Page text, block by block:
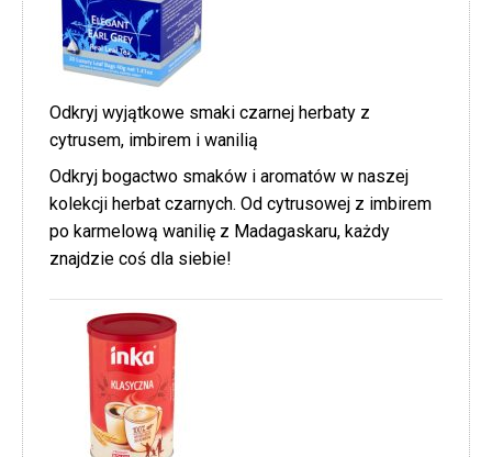
Odkryj wyjątkowe smaki czarnej herbaty z
cytrusem, imbirem i wanilią
Odkryj bogactwo smaków i aromatów w naszej
kolekcji herbat czarnych. Od cytrusowej z imbirem
po karmelową wanilię z Madagaskaru, każdy
znajdzie coś dla siebie!